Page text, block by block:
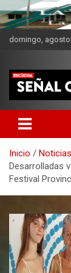
domingo, agosto
CMKV
Inicio
Desarrolladas
Festival